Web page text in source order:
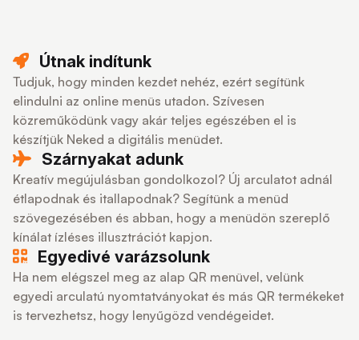
Útnak indítunk
Tudjuk, hogy minden kezdet nehéz, ezért segítünk
elindulni az online menüs utadon. Szívesen
közreműködünk vagy akár teljes egészében el is
készítjük Neked a digitális menüdet.
Szárnyakat adunk
Kreatív megújulásban gondolkozol? Új arculatot adnál
étlapodnak és itallapodnak? Segítünk a menüd
szövegezésében és abban, hogy a menüdön szereplő
kínálat ízléses illusztrációt kapjon.
Egyedivé varázsolunk
Ha nem elégszel meg az alap QR menüvel, velünk
egyedi arculatú nyomtatványokat és más QR termékeket
is tervezhetsz, hogy lenyűgözd vendégeidet.